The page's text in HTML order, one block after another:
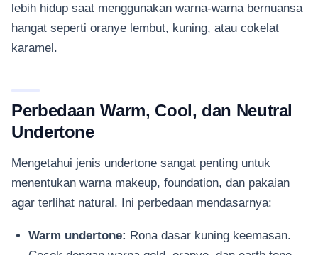
lebih hidup saat menggunakan warna-warna bernuansa
hangat seperti oranye lembut, kuning, atau cokelat
karamel.
Perbedaan Warm, Cool, dan Neutral
Undertone
Mengetahui jenis undertone sangat penting untuk
menentukan warna makeup, foundation, dan pakaian
agar terlihat natural. Ini perbedaan mendasarnya:
Warm undertone: Rona dasar kuning keemasan.